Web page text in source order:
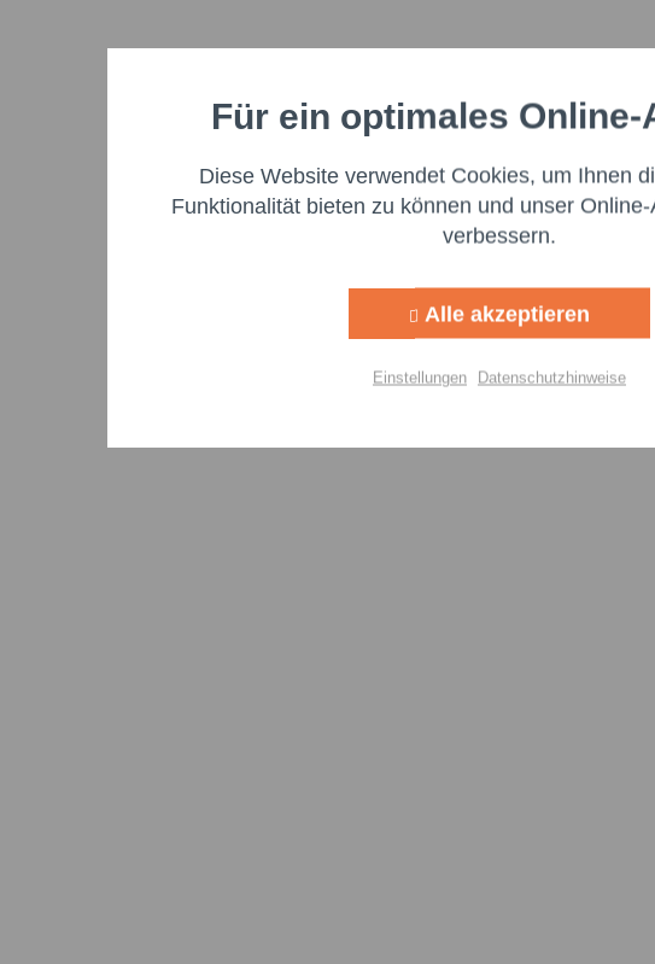
Funktionale
Marketing
Für ein optimales Online-
Diese Website verwendet Cookies, um Ihnen
Funktionalität bieten zu können und unser
verbessern.
Alle akzeptieren
Einstellungen Datenschutzhinweise